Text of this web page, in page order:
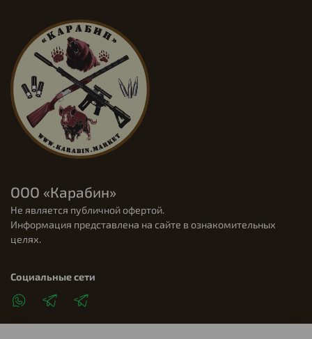
ООО «Карабин»
Не является публичной офертой.
Информация представлена на сайте в ознакомительных
целях.
Социальные сети